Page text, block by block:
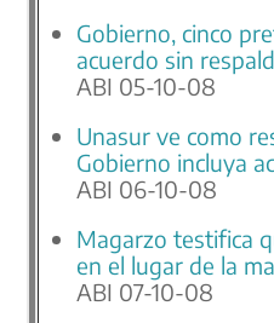
Gobierno, cinco
acuerdo sin
ABI 05-10-08
Unasur ve como
Gobierno incluya
ABI 06-10-08
Magarzo testifica
en el lugar de la
ABI 07-10-08